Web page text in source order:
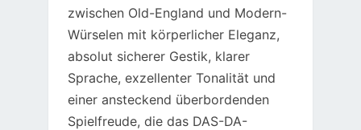
zwischen Old-England und Modern-
Würselen mit körperlicher Eleganz,
absolut sicherer Gestik, klarer
Sprache, exzellenter Tonalität und
einer ansteckend überbordenden
Spielfreude, die das DAS-DA-